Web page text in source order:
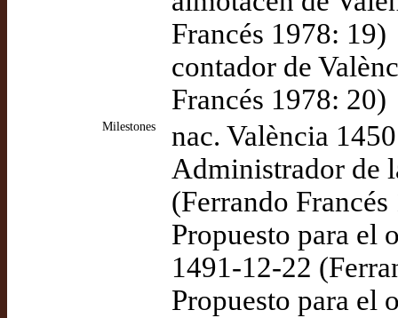
Francés 1978: 19)
contador de
Francés 1978: 20)
Milestones
nac. València
Administrador de
(Ferrando
Propuesto para el
1491-12-22
Propuesto para el